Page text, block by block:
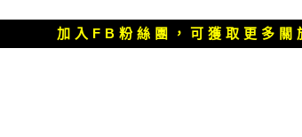
文
章：
加入FB粉絲團，可獲取更多關